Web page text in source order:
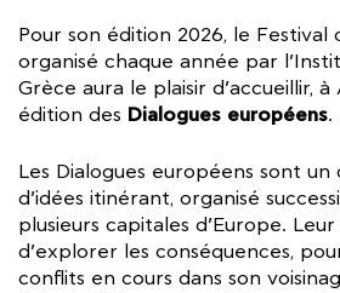
Pour son édition 2026, le Festival
organisé chaque année par
Grèce aura le plaisir d’accueillir, à
édition des Dialogues européens.
Les Dialogues européens sont
d’idées itinérant, organisé
plusieurs capitales d’Europe.
d’explorer les conséquences,
conflits en cours dans son